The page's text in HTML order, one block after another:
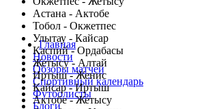
Астана - Актобе
Тобол - Окжетпес
Улытау - Кайсар
Каспий - Ордабасы
Жетысу - Алтай
Иртыш - Женис
Кайсар - Иртыш
Актобе - Жетысу
Главная
Новости
Обзоры матчей
Спортивный календарь
Футболисты
Блоги